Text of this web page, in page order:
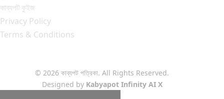
কাব্যপট কুইজ
Privacy Policy
Terms & Conditions
© 2026 কাব্যপট পত্রিকা. All Rights Reserved.
Designed by Kabyapot Infinity AI X